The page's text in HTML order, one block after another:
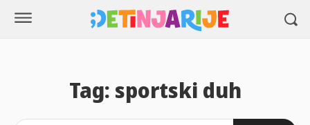
Tag: sportski duh